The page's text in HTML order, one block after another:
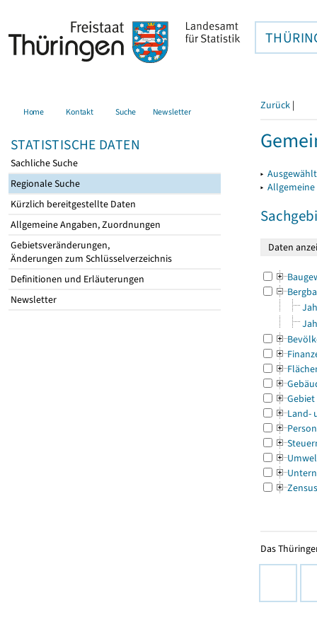
Home Kontakt Suche Newsletter
STATISTISCHE DATEN
Sachliche Suche
Regionale Suche
Kürzlich bereitgestellte Daten
Allgemeine Angaben, Zuordnungen
Gebietsveränderungen,
Änderungen zum Schlüsselverzeichnis
Definitionen und Erläuterungen
Newsletter
Zurück |
▸
▸
Gebiet
Land-
Zensus
Das